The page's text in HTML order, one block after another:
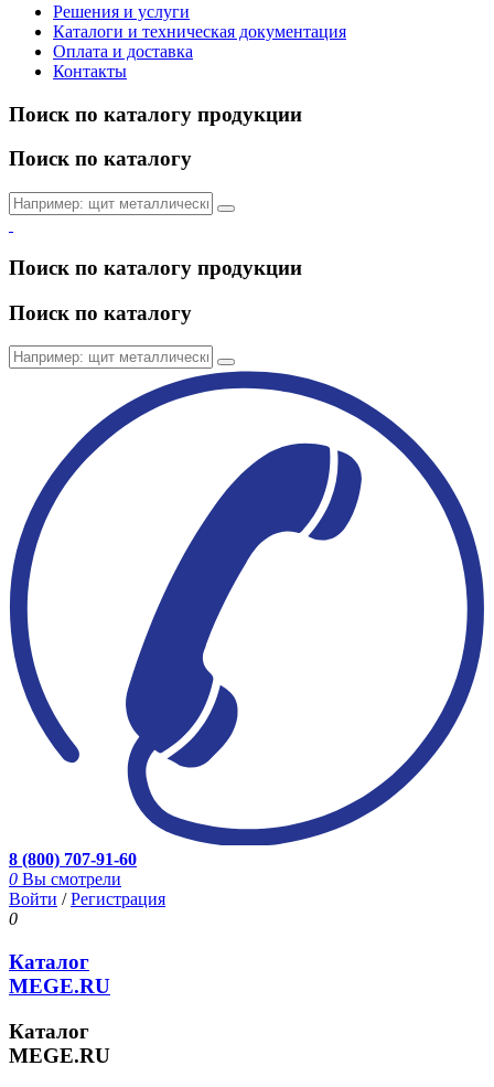
Решения и услуги
Каталоги и техническая документация
Оплата и доставка
Контакты
Поиск по каталогу продукции
Поиск по каталогу
Поиск по каталогу продукции
Поиск по каталогу
8 (800) 707-91-60
0 Вы смотрели
Войти /Регистрация
0
Каталог
MEGE.RU
Каталог
MEGE.RU